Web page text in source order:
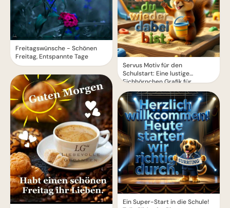
Freitagswünsche - Schönen
Freitag, Entspannte Tage
Servus Motiv für den
Schulstart: Eine lustige
Eichhörnchen Grafik für
WhatsApp
Ein Super-Start in die Schule!